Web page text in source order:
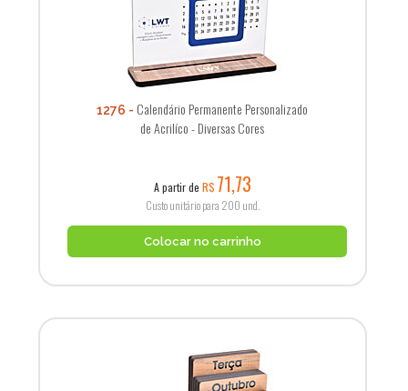
1276
Calendário Permanente Personalizado
de Acrilíco - Diversas Cores
A partir de R$ 71,73
Custo unitário para 200 und.
Colocar no carrinho